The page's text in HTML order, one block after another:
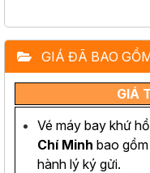
GIÁ ĐÃ BAO
GIÁ
Vé máy bay khứ
Chí Minhbao
hành lý ký gửi.